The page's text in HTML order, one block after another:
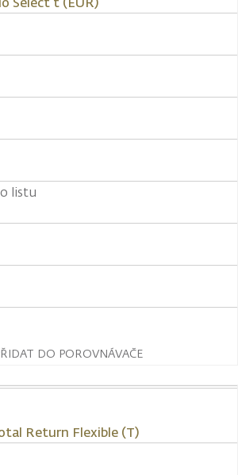
listu
DO POROVNÁVAČE
Return Flexible (T)